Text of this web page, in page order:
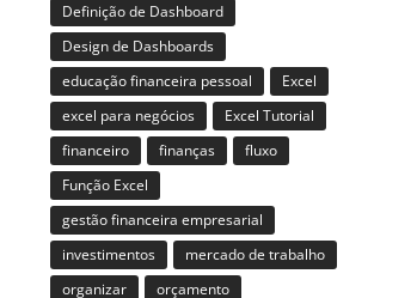
Definição de Dashboard
Design de Dashboards
educação financeira pessoal
Excel
excel para negócios
Excel Tutorial
financeiro
finanças
fluxo
Função Excel
gestão financeira empresarial
investimentos
mercado de trabalho
organizar
orçamento